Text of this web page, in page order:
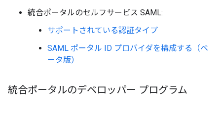
統合ポータルのセルフサービス SAML:
サポートされている認証タイプ
SAML ポータル ID プロバイダを構成する（ベ
ータ版）
統合ポータルのデベロッパー プログラム